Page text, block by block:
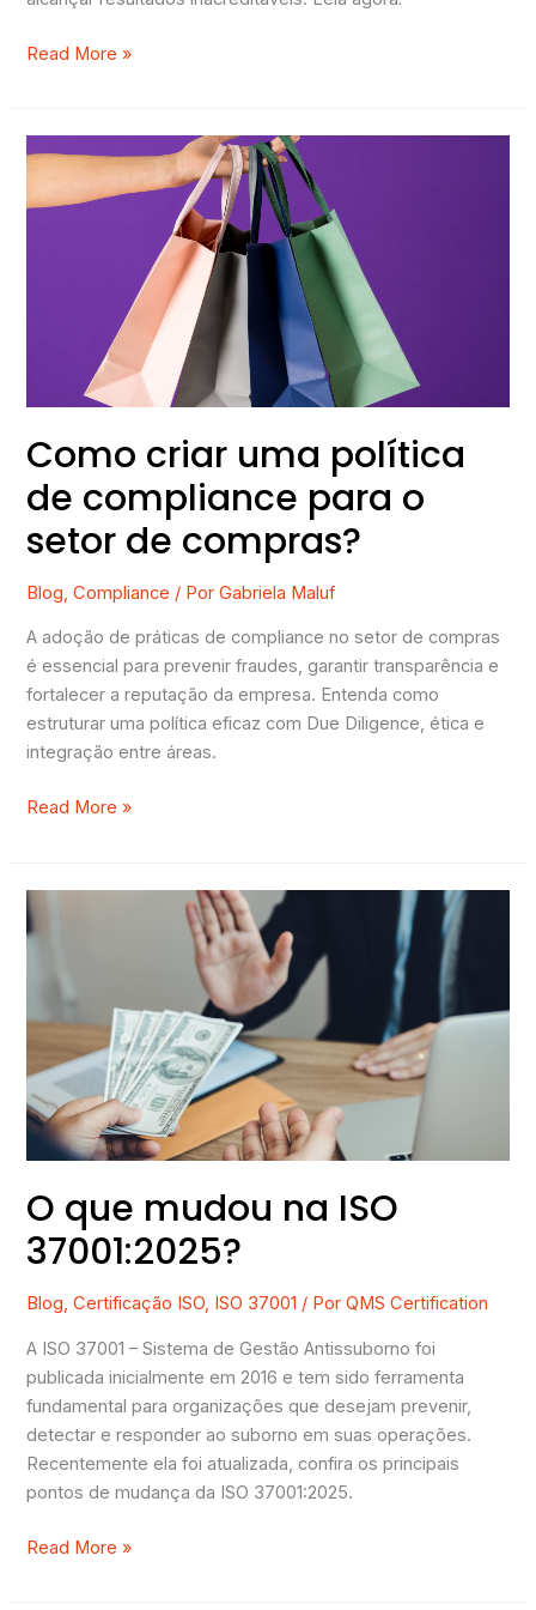
Read More »
Como criar uma política
de compliance para o
setor de compras?
Blog,Compliance / PorGabriela Maluf
A adoção de práticas de compliance no setor de compras
é essencial para prevenir fraudes, garantir transparência e
fortalecer a reputação da empresa. Entenda como
estruturar uma política eficaz com Due Diligence, ética e
integração entre áreas.
Como
uma
de
Read More »
O que mudou na ISO
37001:2025?
Blog,Certificação ISO, ISO 37001 / PorQMS Certification
A ISO 37001 – Sistema de Gestão Antissuborno foi
publicada inicialmente em 2016 e tem sido ferramenta
fundamental para organizações que desejam prevenir,
detectar e responder ao suborno em suas operações.
Recentemente ela foi atualizada, confira os principais
pontos de mudança da ISO 37001:2025.
O
que
ISO
37001:2025?
Read More »